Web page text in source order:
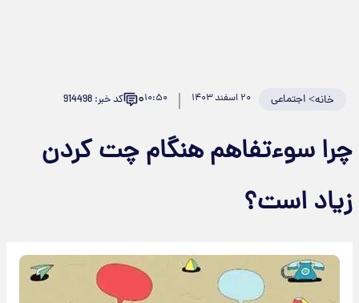
خانه>اجتماعی ۲۰ اسفند ۱۴۰۳ ۱۰:۵۰۰ کد خبر: 914498
چرا سوءتفاهم هنگام چت کردن
زیاد است؟